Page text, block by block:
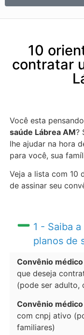
10
contratar
Você esta
saúde Lábrea AM?
lhe ajudar na hora
para você, sua
Veja a lista com 10
de assinar seu
1 - Saiba
planos de
Convênio
que deseja
(pode ser adulto,
Convênio
com cnpj ativo
familiares)